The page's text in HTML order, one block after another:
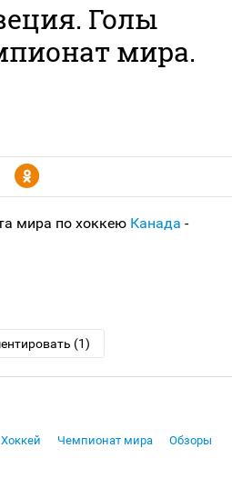
Голы
мира.
Y
мира по хоккею Канада -
(1)
Хоккей Чемпионат мира
Обзоры